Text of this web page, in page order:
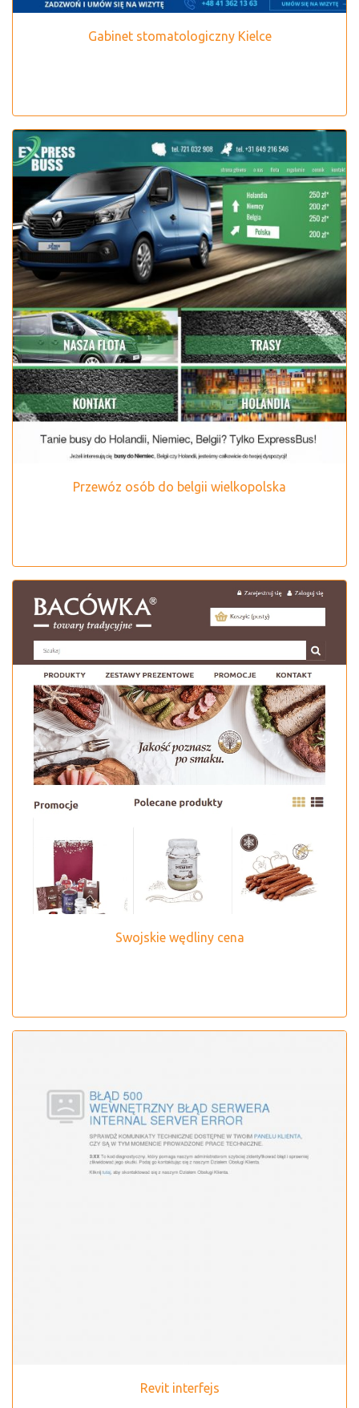
Gabinet stomatologiczny Kielce
Przewóz osób do belgii wielkopolska
Swojskie wędliny cena
Revit interfejs